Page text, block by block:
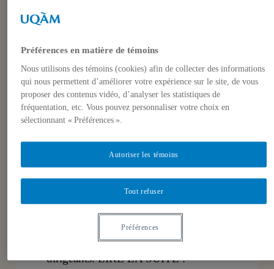
organisant en avril-mai 2014 ses 16e
élections législatives. À l’occasion de
ce scrutin printanier, deux électeurs sur
trois s’étaient rendus aux urnes. En
faisant subir un revers historique au
dynastie Nehru-Gandhi) et au
gouvernement sortant (seulement 19
% des suffrages exprimés), l’électorat
sanctionnait autant l’administration
sortante qu’il ouvrait grand les bras au
changement, de management et de
dirigeants. LIRE LA SUITE :
Préférences en matière de témoins
Nous utilisons des témoins (cookies) afin de collecter des informations
qui nous permettent d’améliorer votre expérience sur le site, de vous
proposer des contenus vidéo, d’analyser les statistiques de
fréquentation, etc. Vous pouvez personnaliser votre choix en
sélectionnant « Préférences ».
Tout refuser
Autoriser les témoins
Préférences